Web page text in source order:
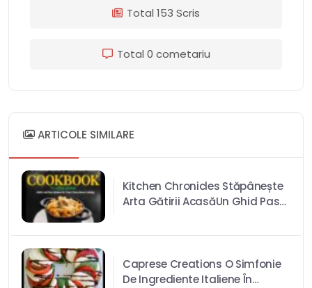
Total 153 Scris
Total 0 cometariu
ARTICOLE SIMILARE
Kitchen Chronicles Stăpânește
Arta Gătirii AcasăUn Ghid Pas
Caprese Creations O Simfonie
De Ingrediente Italiene În